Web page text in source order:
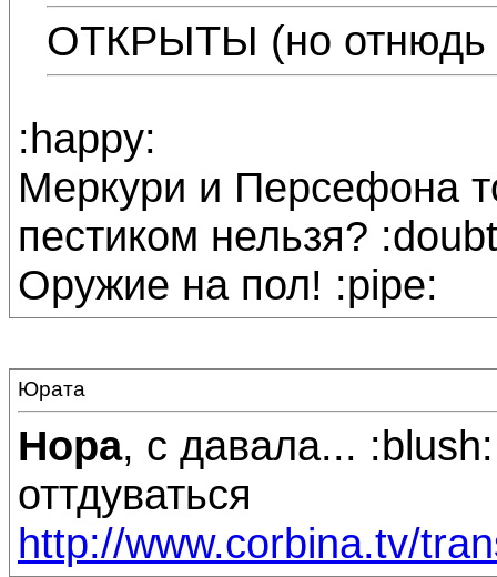
ОТКРЫТЫ (но отнюдь
:happy:
Меркури и Персефона
пестиком нельзя?
Оружие на пол! :pipe:
Юрата
Нора, с давала...
оттдуваться
http://www.corbina.tv/